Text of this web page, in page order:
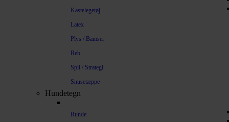
Kastelegetøj
Latex
Plys / Bamser
Reb
Spil / Strategi
Snusetæppe
Hundetegn
Runde